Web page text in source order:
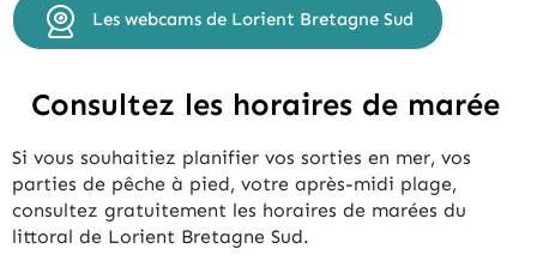
Les webcams de Lorient Bretagne Sud
Consultez les horaires de marée
Si vous souhaitiez planifier vos sorties en mer, vos
parties de pêche à pied, votre après-midi plage,
consultez gratuitement les horaires de marées du
littoral de Lorient Bretagne Sud.